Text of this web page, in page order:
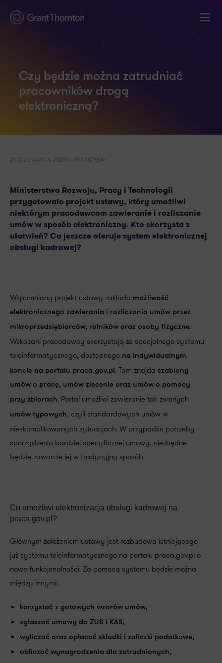
Czy będzie można zatrudniać
pracowników drogą
elektroniczną?
21 CZERWCA 2021AUTORSTWA:
Ministerstwo Rozwoju, Pracy i Technologii
przygotowało projekt ustawy, który umożliwi
niektórym pracodawcom zawieranie i rozliczanie
umów w sposób elektroniczny. Kto skorzysta z
ułatwień? Co jeszcze oferuje system elektronicznej
obsługi kadrowej?
Wspomniany projekt ustawy zakłada możliwość
elektronicznego zawierania i rozliczania umów przez
mikroprzedsiębiorców, rolników oraz osoby fizyczne.
Wskazani pracodawcy skorzystają ze specjalnego systemu
teleinformatycznego, dostępnego na indywidualnym
koncie na portalu praca.gov.pl. Tam znajdą szablony
umów o pracę, umów zlecenie oraz umów o pomocy
przy zbiorach. Portal umożliwi zawieranie tak zwanych
umów typowych, czyli standardowych umów w
nieskomplikowanych sytuacjach. W przypadku potrzeby
sporządzenia bardziej specyficznej umowy, niezbędne
będzie zawarcie jej w tradycyjny sposób.
Co umożliwi elektronizacja obsługi kadrowej na
praca.gov.pl?
Głównym założeniem ustawy jest rozbudowa istniejącego
już systemu teleinformatycznego na portalu praca.gov.pl o
nowe funkcjonalności. Za pomocą systemu będzie można
między innymi:
korzystać z gotowych wzorów umów,
zgłaszać umowy do ZUS i KAS,
wyliczać oraz opłacać składki i zaliczki podatkowe,
obliczać wynagrodzenia dla zatrudnionych,